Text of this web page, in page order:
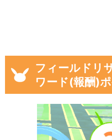
フィールドリ
ワード(報酬)